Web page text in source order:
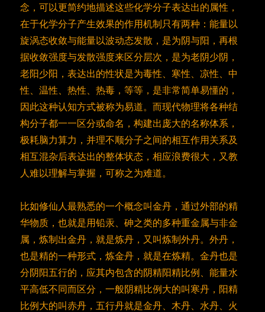
念，可以更简约地描述这些化学分子表达出的属性，
在于化学分子产生效果的作用机制只有两种：能量以
旋涡态收敛与能量以波动态发散，是为阴与阳，再根
据收敛强度与发散强度来区分层次，是为老阴少阴，
老阳少阳，表达出的性状是为毒性、寒性、凉性、中
性、温性、热性、热毒，等等，是非常简单易懂的，
因此这种认知方式被称为易道。而现代物理将各种结
构分子都一一区分或命名，构建出庞大的名称体系，
极耗脑力算力，并理不顺分子之间的相互作用关系及
相互混杂后表达出的整体状态，相应浪费很大，又教
人难以理解与掌握，可称之为难道。
比如修仙人最熟悉的一个概念叫金丹，通过外部的精
华物质，也就是用铅汞、砷之类的多种重金属与非金
属，炼制出金丹，就是炼丹，又叫炼制外丹。外丹，
也是精的一种形式，炼金丹，就是在炼精。金丹也是
分阴阳五行的，应其内包含的阴精阳精比例、能量水
平高低不同而区分，一般阴精比例大的叫寒丹，阳精
比例大的叫赤丹，五行丹就是金丹、木丹、水丹、火